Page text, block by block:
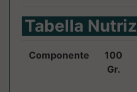
Tabella
Componente
100
Gr.